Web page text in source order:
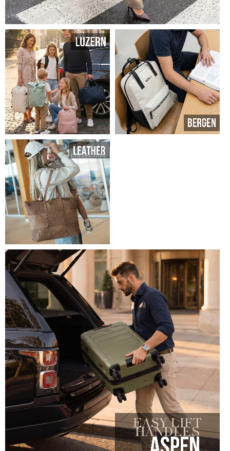
SHOP TAYLOR
SHOP LUZERN
LEATHER COLLECTION